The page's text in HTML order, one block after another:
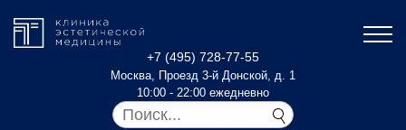
+7 (495) 728-77-55
Москва, Проезд 3-й Донской, д. 1
10:00 - 22:00 ежедневно